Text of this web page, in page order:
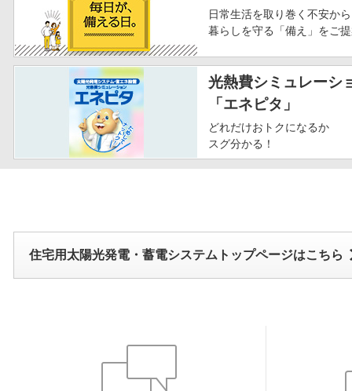
日常生活を取り巻く不安から
暮らしを守る「備え」をご
光熱費シミュレーシ
「エネピタ」
どれだけおトクになるか
スグ分かる！
住宅用太陽光発電・蓄電システムトップページはこちら